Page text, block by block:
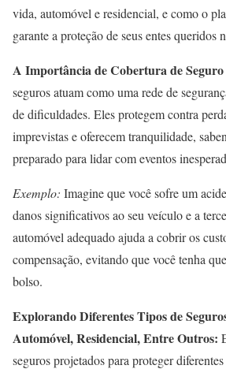
vida, automóvel e residencial, e como o
garante a proteção de seus entes queridos
A Importância de Cobertura de
seguros atuam como uma rede de
de dificuldades. Eles protegem contra
imprevistas e oferecem tranquilidade,
preparado para lidar com eventos
Exemplo: Imagine que você sofre um
danos significativos ao seu veículo e a
automóvel adequado ajuda a cobrir os
compensação, evitando que você tenha
bolso.
Explorando Diferentes Tipos de
Automóvel, Residencial, Entre Outros:
seguros projetados para proteger